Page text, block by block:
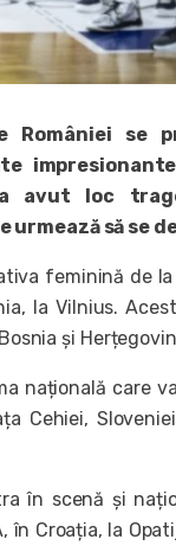
României se
avut loc
urmează să se
feminină de
la Vilnius.
și
națională care
Cehiei,
în scenă și
în Croația, la